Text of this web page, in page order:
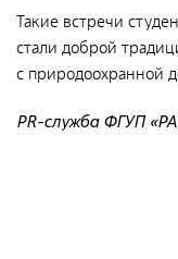
Такие встречи
стали доброй
с природоохранной
PR-служба ФГУП
Совет молодых
Из опыта
Международное